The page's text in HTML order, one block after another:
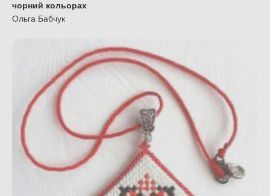
чорний кольорах
Ольга Бабчук